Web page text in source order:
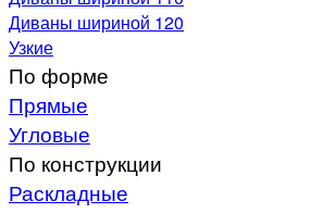
Диваны шириной 120
Узкие
По форме
Прямые
Угловые
По конструкции
Раскладные